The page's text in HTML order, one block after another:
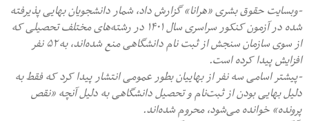
-وبسایت حقوق بشری «هرانا» گزارش داد، شمار دانشجویان بهایی پذیرفته
شده در آزمون کنکور سراسری سال ۱۴۰۱ در رشته‌های مختلف تحصیلی که
از سوی سازمان سنجش از ثبت‌ نام دانشگاهی منع شده‌اند، به ۵۲ نفر
افزایش پیدا کرده است.
-پیشتر اسامی سه نفر از بهاییان بطور عمومی انتشار پیدا کرد که فقط به
دلیل بهایی بودن از ثبت‌نام و تحصیل دانشگاهی به دلیل آنچه «نقص
پرونده» خوانده می‌شود، محروم شده‌اند.